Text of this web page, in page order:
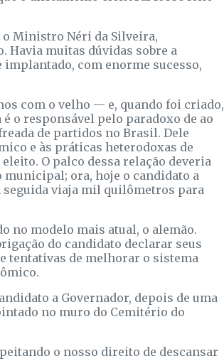
o Ministro Néri da Silveira,
Havia muitas dúvidas sobre a
com enorme sucesso,
com o velho — e, quando foi criado,
o responsável pelo paradoxo de ao
de partidos no Brasil. Dele
e às práticas heterodoxas de
O palco dessa relação deveria
municipal; ora, hoje o candidato a
seguida viaja mil quilômetros para
no modelo mais atual, o alemão.
do candidato declarar seus
tentativas de melhorar o sistema
a Governador, depois de uma
no muro do Cemitério do
o nosso direito de descansar